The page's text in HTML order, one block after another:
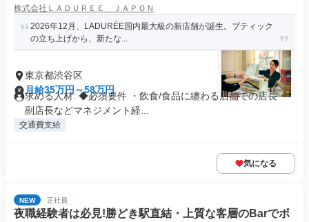
株式会社ＬＡＤＵＲＥＥ ＪＡＰＯＮ
2026年12月、LADURÉE国内最大級の新店舗が誕生。ブティック
の立ち上げから、新たな...
東京都渋谷区
月給35万円～58万円
求める人材: ◆必須要件 ・飲食/食品に纏わる店舗での店長・
副店長などマネジメント経...
交通費支給
気になる
NEW 正社員
夜職経験者は必見!勝どき駅直結・上質な客層のBarでボ